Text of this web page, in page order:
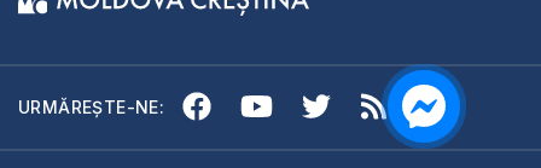
URMĂREȘTE-NE: